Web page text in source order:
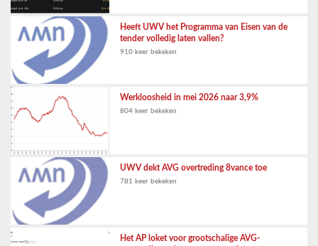
Heeft UWV het Programma van Eisen van de
tender volledig laten vallen?
910 keer bekeken
Werkloosheid in mei 2026 naar 3,9%
804 keer bekeken
UWV dekt AVG overtreding 8vance toe
781 keer bekeken
Het AP loket voor grootschalige AVG-